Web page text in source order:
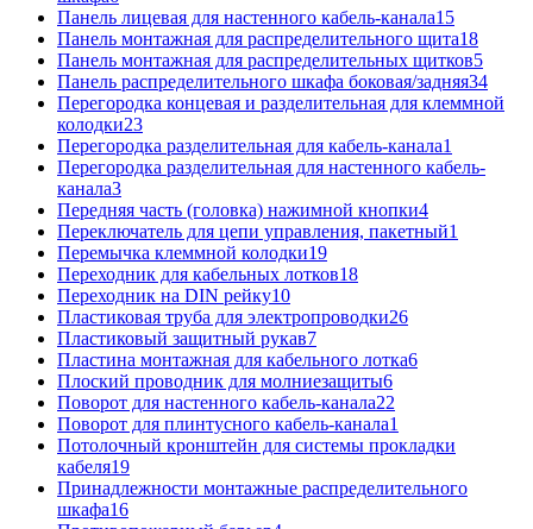
Панель лицевая для настенного кабель-канала15
Панель монтажная для распределительного щита18
Панель монтажная для распределительных щитков5
Панель распределительного шкафа боковая/задняя34
Перегородка концевая и разделительная для клеммной
колодки23
Перегородка разделительная для кабель-канала1
Перегородка разделительная для настенного кабель-
канала3
Передняя часть (головка) нажимной кнопки4
Переключатель для цепи управления, пакетный1
Перемычка клеммной колодки19
Переходник для кабельных лотков18
Переходник на DIN рейку10
Пластиковая труба для электропроводки26
Пластиковый защитный рукав7
Пластина монтажная для кабельного лотка6
Плоский проводник для молниезащиты6
Поворот для настенного кабель-канала22
Поворот для плинтусного кабель-канала1
Потолочный кронштейн для системы прокладки
кабеля19
Принадлежности монтажные распределительного
шкафа16